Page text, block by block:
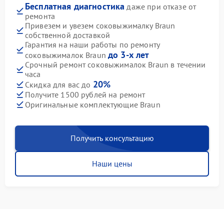
Бесплатная диагностика даже при отказе от
ремонта
Привезем и увезем соковыжималку Braun
собственной доставкой
Гарантия на наши работы по ремонту
соковыжималок Braunдо 3-х лет
Срочный ремонт соковыжималок Braun в течении
часа
Скидка для вас до 20%
Получите 1500 рублей на ремонт
Оригинальные комплектующие Braun
Получить консультацию
Наши цены